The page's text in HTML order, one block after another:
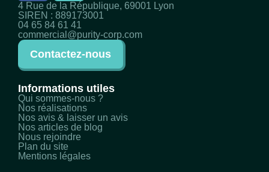
4 Rue de la République, 69001 Lyon
SIREN : 889173001
04 65 84 61 41
commercial@purity-corp.com
Contactez-nous
Informations utiles
Qui sommes-nous ?
Nos réalisations
Nos avis & laisser un avis
Nos articles de blog
Nous rejoindre
Plan du site
Mentions légales